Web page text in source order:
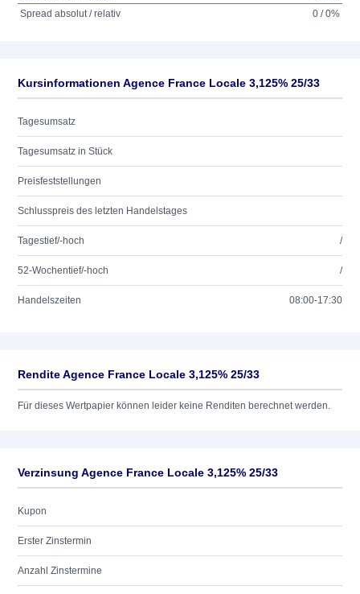
Spread absolut / relativ
0 / 0%
Kursinformationen Agence France Locale 3,125% 25/33
Tagesumsatz
Tagesumsatz in Stück
Preisfeststellungen
Schlusspreis des letzten Handelstages
Tagestief/-hoch /
52-Wochentief/-hoch /
Handelszeiten 08:00-17:30
Rendite Agence France Locale 3,125% 25/33
Für dieses Wertpapier können leider keine Renditen berechnet werden.
Verzinsung Agence France Locale 3,125% 25/33
Kupon
Erster Zinstermin
Anzahl Zinstermine